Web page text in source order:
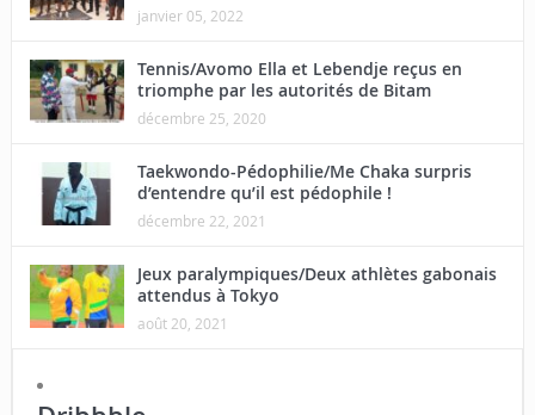
janvier 05, 2022
Tennis/Avomo Ella et Lebendje reçus en
triomphe par les autorités de Bitam
décembre 25, 2020
Taekwondo-Pédophilie/Me Chaka surpris
d’entendre qu’il est pédophile !
décembre 22, 2021
Jeux paralympiques/Deux athlètes gabonais
attendus à Tokyo
août 20, 2021